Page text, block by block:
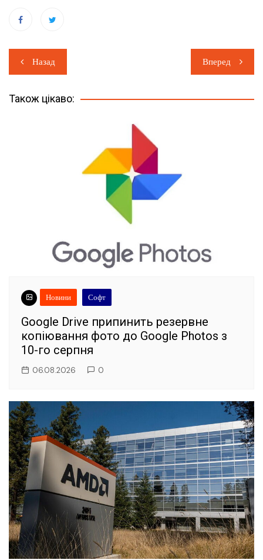
Навігація
записів
Назад Вперед
Також цікаво:
Новини Софт
Google Drive припинить резервне
копіювання фото до Google Photos з
10-го серпня
06.08.2026 0